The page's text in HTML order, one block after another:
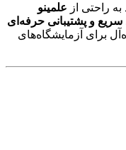
راحتی از علمینو
و پشتیبانی حرفه‌ای
برای آزمایشگاه‌های